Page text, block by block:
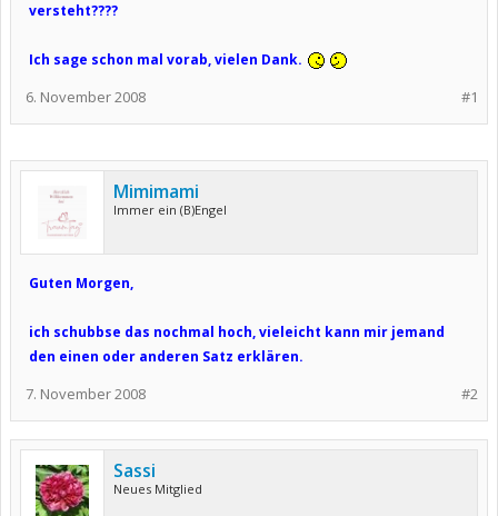
versteht????
Ich sage schon mal vorab, vielen Dank.
#1
6. November 2008
Mimimami
Immer ein (B)Engel
Guten Morgen,
ich schubbse das nochmal hoch, vieleicht kann mir jemand
den einen oder anderen Satz erklären.
#2
7. November 2008
Sassi
Neues Mitglied